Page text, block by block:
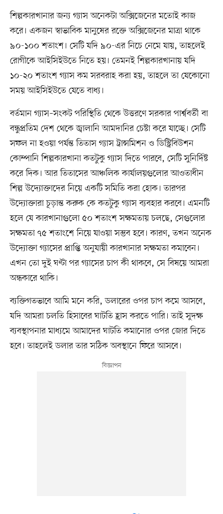
শিল্পকারখানার জন্য গ্যাস অনেকটা অক্সিজেনের মতোই কাজ
করে। একজন স্বাভাবিক মানুষের রক্তে অক্সিজেনের মাত্রা থাকে
৯০-১০০ শতাংশ। সেটি যদি ৯০-এর নিচে নেমে যায়, তাহলেই
রোগীকে আইসিইউতে নিতে হয়। তেমনই শিল্পকারখানায় যদি
১০-২০ শতাংশ গ্যাস কম সরবরাহ করা হয়, তাহলে তা যেকোনো
সময় আইসিইউতে যেতে বাধ্য।
বর্তমান গ্যাস–সংকট পরিস্থিতি থেকে উত্তরণে সরকার পার্শ্ববর্তী বা
বন্ধুপ্রতিম দেশ থেকে জ্বালানি আমদানির চেষ্টা করে যাচ্ছে। সেটি
সফল না হওয়া পর্যন্ত তিতাস গ্যাস ট্রান্সমিশন ও ডিস্ট্রিবিউশন
কোম্পানি শিল্পকারখানা কতটুকু গ্যাস দিতে পারবে, সেটি সুনির্দিষ্ট
করে দিক। আর তিতাসের আঞ্চলিক কার্যালয়গুলোর আওতাধীন
শিল্প উদ্যোক্তাদের নিয়ে একটি সমিতি করা হোক। তারপর
উদ্যোক্তারা চূড়ান্ত করুক কে কতটুকু গ্যাস ব্যবহার করবে। এমনটি
হলে যে কারখানাগুলো ৫০ শতাংশ সক্ষমতায় চলছে, সেগুলোর
সক্ষমতা ৭৫ শতাংশে নিয়ে যাওয়া সম্ভব হবে। কারণ, তখন অনেক
উদ্যোক্তা গ্যাসের প্রাপ্তি অনুযায়ী কারখানার সক্ষমতা কমাবেন।
এখন তো দুই ঘণ্টা পর গ্যাসের চাপ কী থাকবে, সে বিষয়ে আমরা
অন্ধকারে থাকি।
ব্যক্তিগতভাবে আমি মনে করি, ডলারের ওপর চাপ কমে আসবে,
যদি আমরা চলতি হিসাবের ঘাটতি হ্রাস করতে পারি। তাই সুদক্ষ
ব্যবস্থাপনার মাধ্যমে আমাদের ঘাটতি কমানোর ওপর জোর দিতে
হবে। তাহলেই ডলার তার সঠিক অবস্থানে ফিরে আসবে।